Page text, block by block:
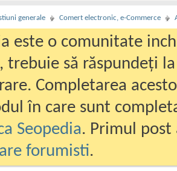
generale Comert electronic, e-Commerce
este o comunitate
trebuie să răspundeți
Completarea
în care sunt
Seopedia. Primul
forumisti.